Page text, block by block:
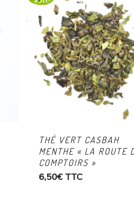
THÉ VERT CASBAH
MENTHE « LA ROUTE
COMPTOIRS »
6,50€ TTC